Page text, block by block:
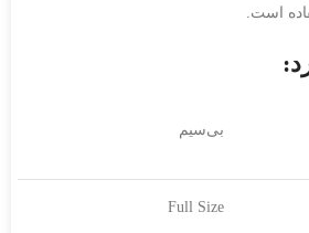
است.
بی‌سیم
Full Size